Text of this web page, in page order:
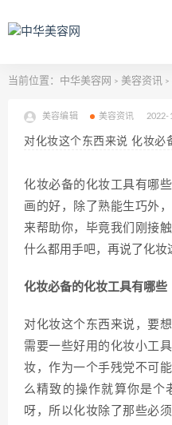
当前位置： 中华美容网 > 美容资讯 >
美容编辑 美容资讯 2022-
对化妆这个东西来说 化妆必
化妆必备的化妆工具有哪
画的好，除了熟能生巧外
来帮助你，毕竟我们刚接
什么都用手吧，再说了化妆
化妆必备的化妆工具有哪些
对化妆这个东西来说，要
需要一些好用的化妆小工
妆，作为一个手残党不可
么精致的操作就算你是个
呀，所以化妆除了那些必